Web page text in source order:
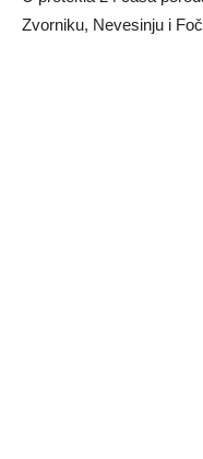
Zvorniku, Nevesinju i